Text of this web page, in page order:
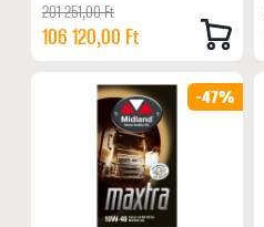
201 251,00 Ft
106 120,00 Ft
-47%